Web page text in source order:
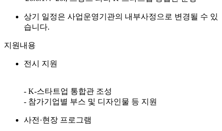
상기 일정은 사업운영기관의 내부사정으로 변경될 수 있
습니다.
지원내용
전시 지원
- K-스타트업 통합관 조성
- 참가기업별 부스 및 디자인물 등 지원
사전·현장 프로그램